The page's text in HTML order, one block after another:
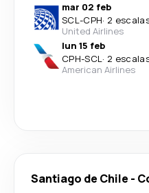
mar 02 feb
SCL-CPH· 2
United Airlines
lun 15 feb
CPH-SCL· 2
American Airlines
Santiago de Chile -